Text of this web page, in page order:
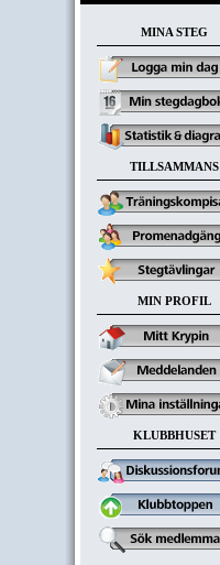
MINA STEG
TILLSAMMANS
MIN PROFIL
KLUBBHUSET